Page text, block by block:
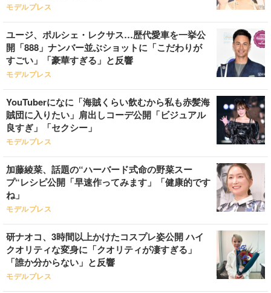
モデルプレス
ユージ、ポルシェ・レクサス…歴代愛車を一挙公
開「888」ナンバー並ぶショットに「こだわりが
すごい」「豪華すぎる」と反響
モデルプレス
YouTuberになに「海賊くらい飲むから私も赤髪海
賊団に入りたい」肩出しコーデ公開「ビジュアル
良すぎ」「セクシー」
モデルプレス
加藤綾菜、話題の“ハーバード式命の野菜スー
プ“レシピ公開「早速作ってみます」「健康的です
ね」
モデルプレス
研ナオコ、3時間以上かけたコスプレ姿公開 ハイ
クオリティな変身に「クオリティが凄すぎる」
「誰か分からない」と反響
モデルプレス